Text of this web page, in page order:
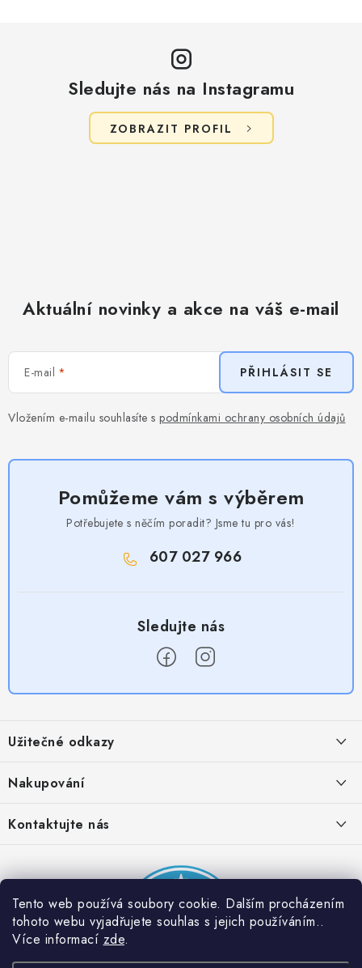
Tento web používá soubory cookie. Dalším procházením
tohoto webu vyjadřujete souhlas s jejich používáním..
Více informací zde.
Sledujte nás na Instagramu
ZOBRAZIT PROFIL
Aktuální novinky a akce na váš e-mail
E-mail
Vložením e-mailu souhlasíte s podmínkami ochrany osobních údajů
PŘIHLÁSIT SE
Pomůžeme vám s výběrem
Potřebujete s něčím poradit? Jsme tu pro vás!
607 027 966
p
a
Užitečné odkazy
Provizní systém
Partner stránek: Super plecháček
Nakupování
Podmínky akce 2 + 1 zdarma
Kontaktujte nás